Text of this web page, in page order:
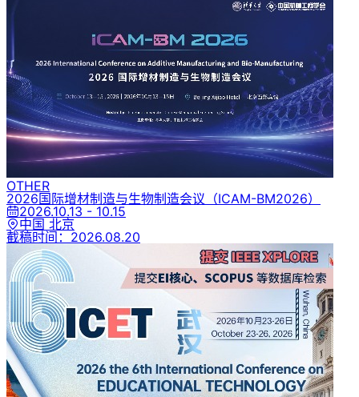
OTHER
2026国际增材制造与生物制造会议 （ICAM-BM2026）
2026.10.13 - 10.15
中国 北京
截稿时间： 2026.08.20